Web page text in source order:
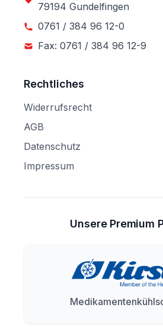
79194 Gundelfingen
0761 / 384 96 12-0
Fax: 0761 / 384 96 12-9
Rechtliches
Widerrufsrecht
AGB
Datenschutz
Impressum
Unsere Premium